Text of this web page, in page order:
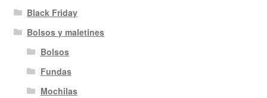
Black Friday
Bolsos y maletines
Bolsos
Fundas
Mochilas